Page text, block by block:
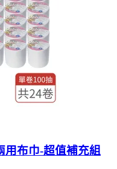
用布巾-超值補充組